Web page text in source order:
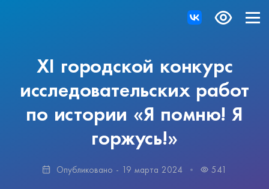
XI городской конкурс
исследовательских работ
по истории «Я помню! Я
горжусь!»
Опубликовано - 19 марта 2024 541